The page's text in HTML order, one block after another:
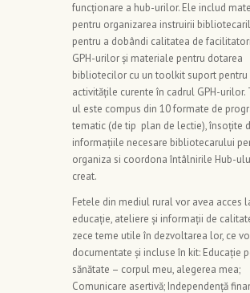
funcționare a hub-urilor. Ele includ
pentru organizarea instruirii
pentru a dobândi calitatea de
GPH-urilor și materiale pentru dotarea
bibliotecilor cu un toolkit suport pentru
activitățile curente în cadrul GPH-urilor.
ul este compus din 10 formate de
tematic (de tip plan de lectie), însoțite
informațiile necesare bibliotecarului
organiza si coordona întâlnirile Hub-
creat.
Fetele din mediul rural vor avea acces
educație, ateliere și informații de
zece teme utile în dezvoltarea lor, ce
documentate și incluse în kit: Educație
sănătate – corpul meu, alegerea mea;
Comunicare asertivă; Independență